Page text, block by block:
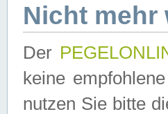
Nicht mehr
Der
keine
nutzen Sie bitte